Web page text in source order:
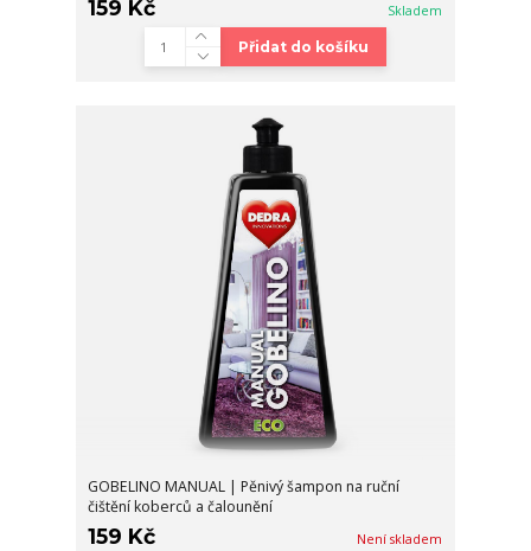
159 Kč Skladem
Přidat do košíku
GOBELINO MANUAL | Pěnivý šampon na ruční
čištění koberců a čalounění
159 Kč Není skladem